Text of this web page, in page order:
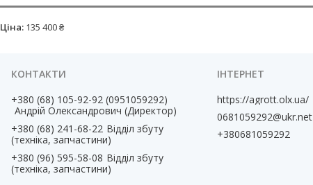
Ціна: 135 400 ₴
+380 (68) 105-92-92 0951059292
Андрій Олександрович (Директор)
+380 (68) 241-68-22 Відділ збуту
(техніка, запчастини)
+380 (96) 595-58-08 Відділ збуту
(техніка, запчастини)
https://agrott.olx.ua/
0681059292@ukr.net
+380681059292